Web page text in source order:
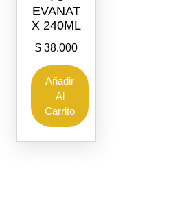
EVANAT
X 240ML
$ 38.000
Añadir
Al
Carrito